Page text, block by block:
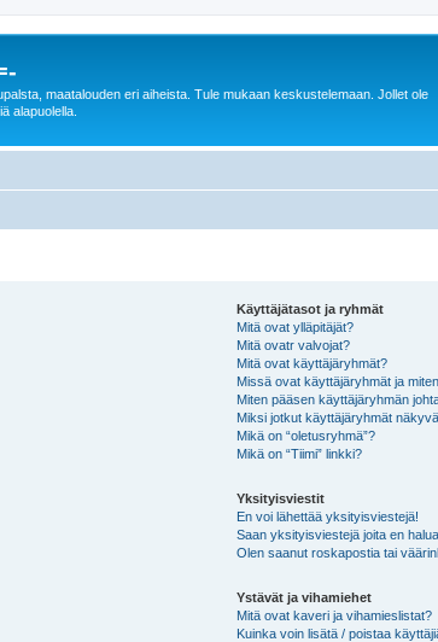
maatalouden eri aiheista. Tule mukaan keskustelemaan. Jollet ole
alapuolella.
Käyttäjätasot ja ryhmät
Mitä ovat ylläpitäjät?
Mitä ovatr valvojat?
Mitä ovat käyttäjäryhmät?
Missä ovat käyttäjäryhmät ja
Miten pääsen käyttäjäryhmän
Miksi jotkut käyttäjäryhmät
Mikä on “oletusryhmä”?
Mikä on “Tiimi” linkki?
Yksityisviestit
En voi lähettää yksityisviestejä!
Saan yksityisviestejä joita en
Olen saanut roskapostia tai
Ystävät ja vihamiehet
Mitä ovat kaveri ja vihamieslistat?
Kuinka voin lisätä / poistaa